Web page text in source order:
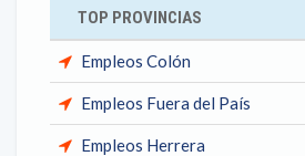
TOP PROVINCIAS
Empleos Colón
Empleos Fuera del País
Empleos Herrera